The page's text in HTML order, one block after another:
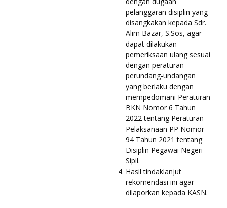
pelanggaran disiplin yang
disangkakan kepada Sdr.
Alim Bazar, S.Sos, agar
dapat dilakukan
pemeriksaan ulang sesuai
dengan peraturan
perundang-undangan
yang berlaku dengan
mempedomani Peraturan
BKN Nomor 6 Tahun
2022 tentang Peraturan
Pelaksanaan PP Nomor
94 Tahun 2021 tentang
Disiplin Pegawai Negeri
Sipil.
Hasil tindaklanjut
rekomendasi ini agar
dilaporkan kepada KASN.